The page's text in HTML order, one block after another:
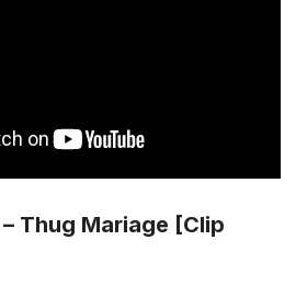
Thug Mariage [Clip